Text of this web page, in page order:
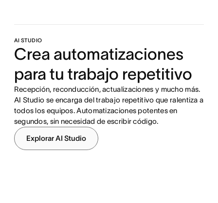
AI STUDIO
Crea automatizaciones
para tu trabajo repetitivo
Recepción, reconducción, actualizaciones y mucho más.
AI Studio se encarga del trabajo repetitivo que ralentiza a
todos los equipos. Automatizaciones potentes en
segundos, sin necesidad de escribir código.
Explorar AI Studio